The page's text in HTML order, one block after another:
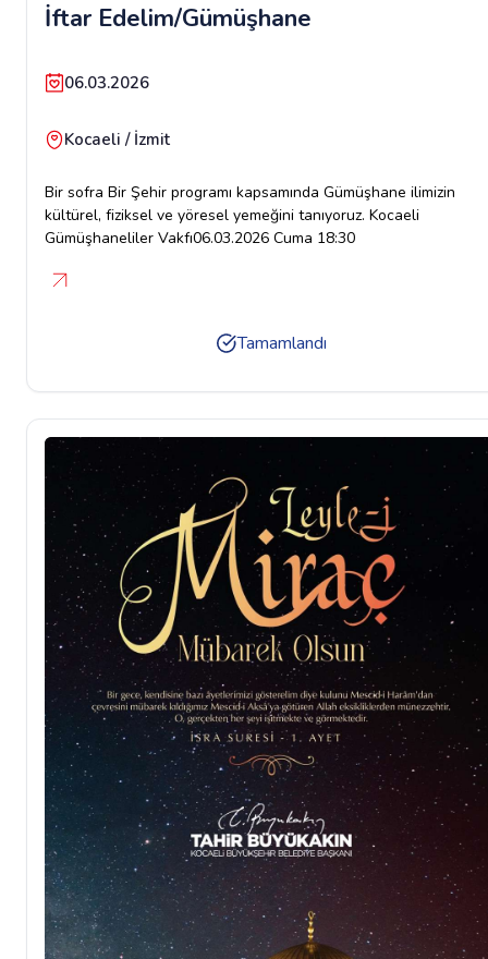
İftar Edelim/Gümüşhane
06.03.2026
Kocaeli / İzmit
Bir sofra Bir Şehir programı kapsamında Gümüşhane ilimizin
kültürel, fiziksel ve yöresel yemeğini tanıyoruz. Kocaeli
Gümüşhaneliler Vakfı06.03.2026 Cuma 18:30
Tamamlandı